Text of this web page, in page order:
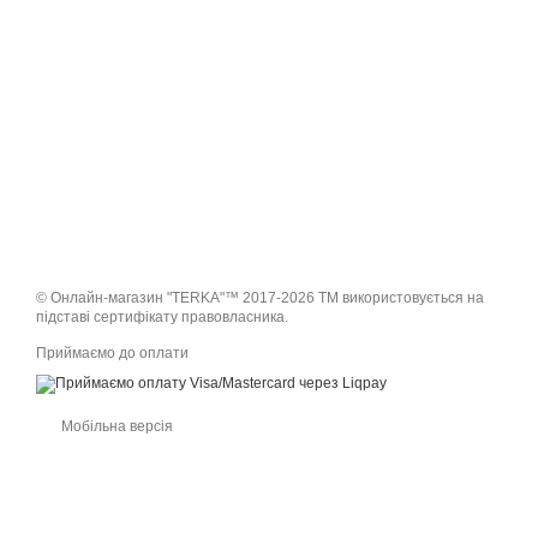
© Онлайн-магазин "TERKA"™ 2017-2026 ТМ використовується на
підставі сертифікату правовласника.
Приймаємо до оплати
Мобільна версія